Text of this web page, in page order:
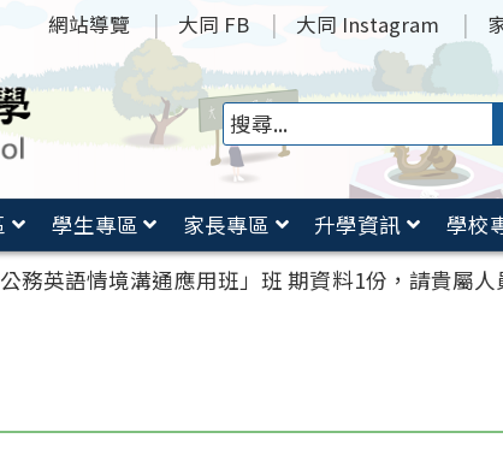
網站導覽 大同 FB 大同 Instagram
學生專區 家長專區 升學資訊
學校
務英語情境溝通應用班」班 期資料1份，請貴屬